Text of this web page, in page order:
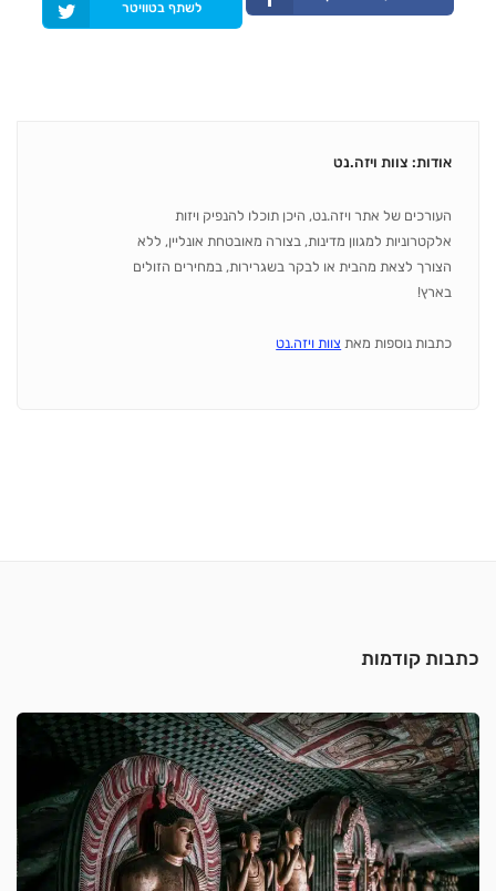
לשתף בטוויטר
אודות: צוות ויזה.נט
העורכים של אתר ויזה.נט, היכן תוכלו להנפיק ויזות
אלקטרוניות למגוון מדינות, בצורה מאובטחת אונליין, ללא
הצורך לצאת מהבית או לבקר בשגרירות, במחירים הזולים
בארץ!
כתבות נוספות מאת צוות ויזה.נט
כתבות קודמות